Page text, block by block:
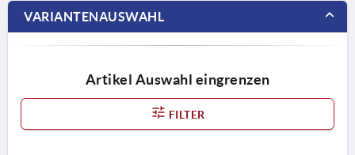
VARIANTENAUSWAHL
Artikel Auswahl eingrenzen
FILTER